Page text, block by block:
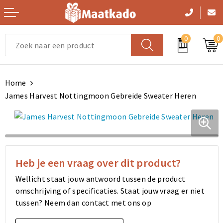
0 0
Persoonlijke verzorging
Kerst
Paraplu's
Levensmiddelen
Reisbenodigdheden
Feestartikelen
Picknicktassen en manden
Opbergtassen
Lunchtassen
Crossbody tassen
Clutches
Aktetassen
Sportaccessoires
Trainingspakken
Gilets
Schoenen en accessoires
Zweetbandjes
Handschoenen en Sjaals
Picknicktassen en manden
Opbergtassen
Lunchtassen
Crossbody tassen
Clutches
Aktetassen
Kledingaccessoires
Dekens, Fleecedekens en Kussens
Handschoenen en Sjaals
Peuters en Baby's
Ondergoed, Sokken en Nachtkleding
Bodywarmers
Home
James Harvest Nottingmoon Gebreide Sweater Heren
Heb je een vraag over dit product?
Wellicht staat jouw antwoord tussen de product
omschrijving of specificaties. Staat jouw vraag er niet
tussen? Neem dan contact met ons op